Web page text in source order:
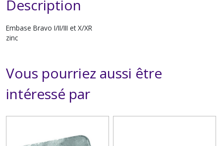
Description
Embase Bravo I/II/III et X/XR
zinc
Vous pourriez aussi être
intéressé par